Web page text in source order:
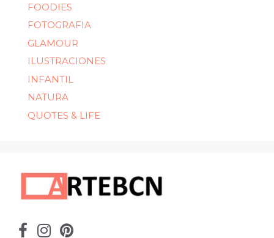
FOODIES
FOTOGRAFIA
GLAMOUR
ILUSTRACIONES
INFANTIL
NATURA
QUOTES & LIFE